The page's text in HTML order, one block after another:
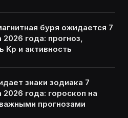
буря ожидается 7
2026 года: прогноз,
Kp и активность
знаки зодиака 7
2026 года: гороскоп на
прогнозами